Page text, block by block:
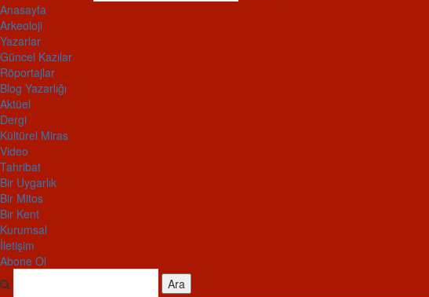
Anasayfa
Arkeoloji
Yazarlar
Güncel Kazılar
Röportajlar
Blog Yazarlığı
Aktüel
Dergi
Kültürel Miras
Video
Tahribat
Bir Uygarlık
Bir Mitos
Bir Kent
Kurumsal
İletişim
Abone Ol
Ara